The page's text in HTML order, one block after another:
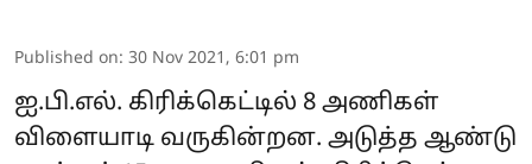
Published on: 30 Nov 2021, 6:01 pm
ஐ.பி.எல். கிரிக்கெட்டில் 8 அணிகள்
விளையாடி வருகின்றன. அடுத்த ஆண்டு